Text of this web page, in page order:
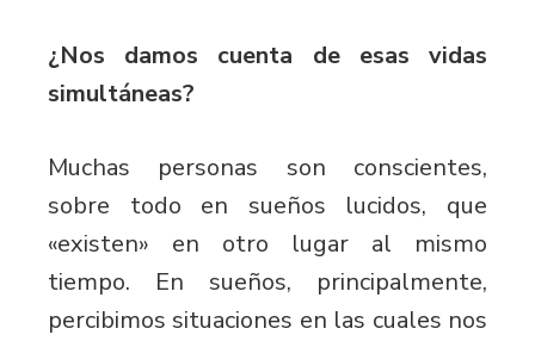
¿Nos damos cuenta de esas vidas
simultáneas?
Muchas personas son conscientes,
sobre todo en sueños lucidos, que
«existen» en otro lugar al mismo
tiempo. En sueños, principalmente,
percibimos situaciones en las cuales nos